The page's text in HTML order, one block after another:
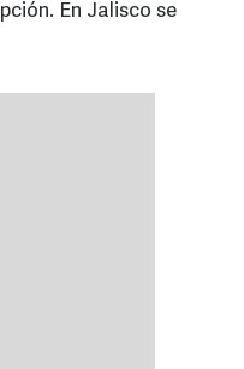
En Jalisco se